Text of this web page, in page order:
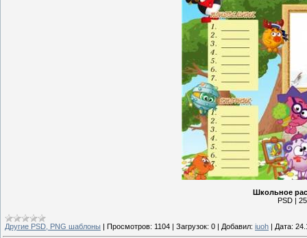
Школьное
PSD |
Другие PSD, PNG шаблоны | Просмотров: 1104 | Загрузок: 0 | Добавил: iuoh | Дата: